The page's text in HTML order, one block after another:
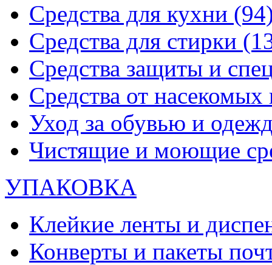
Средства для кухни
Средства для стирки
Средства защиты и
Средства от
Уход за обувью и
Чистящие и моющие
УПАКОВКА
Клейкие ленты и
Конверты и пакеты